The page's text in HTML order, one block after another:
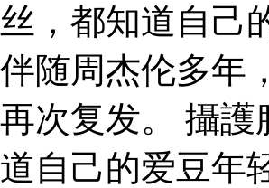
丝，都知道自己
伴随周杰伦多年
再次复发。 攝護
道自己的爱豆年